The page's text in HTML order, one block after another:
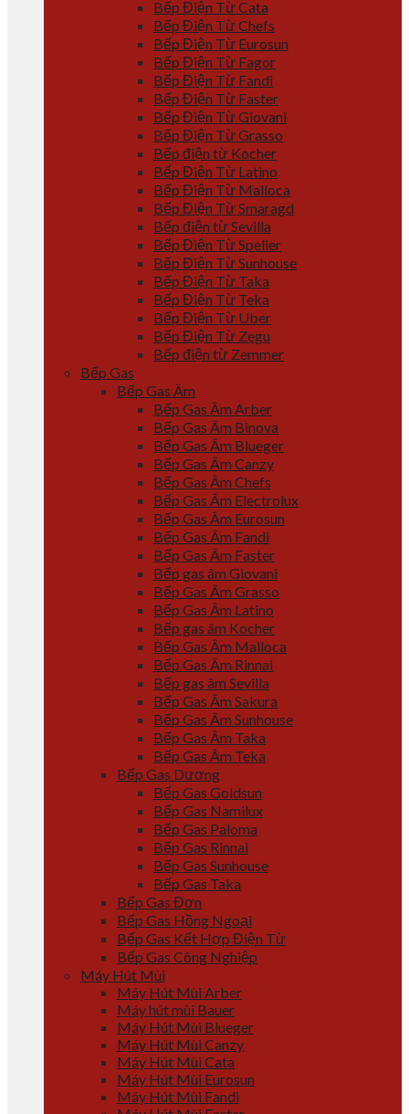
Bếp Điện Từ Cata
Bếp Điện Từ Chefs
Bếp Điện Từ Eurosun
Bếp Điện Từ Fagor
Bếp Điện Từ Fandi
Bếp Điện Từ Faster
Bếp Điện Từ Giovani
Bếp Điện Từ Grasso
Bếp điện từ Kocher
Bếp Điện Từ Latino
Bếp Điện Từ Malloca
Bếp Điện Từ Smaragd
Bếp điện từ Sevilla
Bếp Điện Từ Spelier
Bếp Điện Từ Sunhouse
Bếp Điện Từ Taka
Bếp Điện Từ Teka
Bếp Điện Từ Uber
Bếp Điện Từ Zegu
Bếp điện từ Zemmer
Bếp Gas
Bếp Gas Âm
Bếp Gas Âm Arber
Bếp Gas Âm Binova
Bếp Gas Âm Blueger
Bếp Gas Âm Canzy
Bếp Gas Âm Chefs
Bếp Gas Âm Electrolux
Bếp Gas Âm Eurosun
Bếp Gas Âm Fandi
Bếp Gas Âm Faster
Bếp gas âm Giovani
Bếp Gas Âm Grasso
Bếp Gas Âm Latino
Bếp gas âm Kocher
Bếp Gas Âm Malloca
Bếp Gas Âm Rinnai
Bếp gas âm Sevilla
Bếp Gas Âm Sakura
Bếp Gas Âm Sunhouse
Bếp Gas Âm Taka
Bếp Gas Âm Teka
Bếp Gas Dương
Bếp Gas Goldsun
Bếp Gas Namilux
Bếp Gas Paloma
Bếp Gas Rinnai
Bếp Gas Sunhouse
Bếp Gas Taka
Bếp Gas Đơn
Bếp Gas Hồng Ngoại
Bếp Gas Kết Hợp Điện Từ
Bếp Gas Công Nghiệp
Máy Hút Mùi
Máy Hút Mùi Arber
Máy hút mùi Bauer
Máy Hút Mùi Blueger
Máy Hút Mùi Canzy
Máy Hút Mùi Cata
Máy Hút Mùi Eurosun
Máy Hút Mùi Fandi